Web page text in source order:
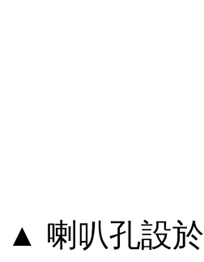
▲ 喇叭孔設